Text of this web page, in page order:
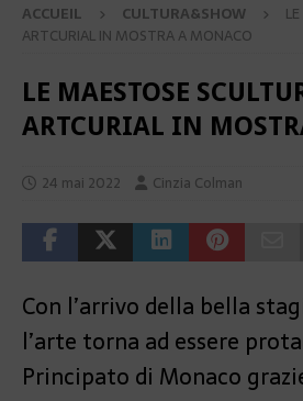
ACCUEIL CULTURA&SHOW
ARTCURIAL IN MOSTRA A MONACO
LE MAESTOSE
ARTCURIAL IN
24 mai 2022 Cinzia Colman
Con l’arrivo della bella
l’arte torna ad essere
Principato di Monaco